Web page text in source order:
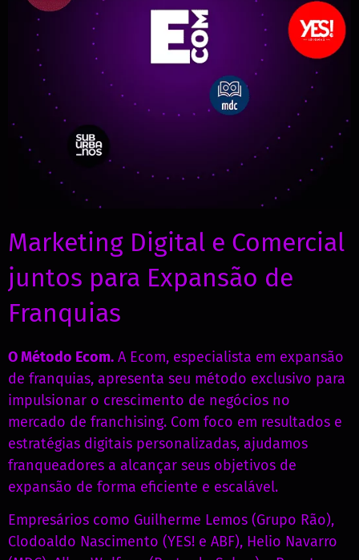
Marketing Digital e Comercial
juntos para Expansão de
Franquias
O Método Ecom. A Ecom, especialista em expansão
de franquias, apresenta seu método exclusivo para
impulsionar o crescimento de negócios no
mercado de franchising. Com foco em resultados e
estratégias digitais personalizadas, ajudamos
franqueadores a alcançar seus objetivos de
expansão de forma eficiente e escalável.
Empresários como Guilherme Lemos (Grupo Rão),
Clodoaldo Nascimento (YES! e ABF), Helio Navarro